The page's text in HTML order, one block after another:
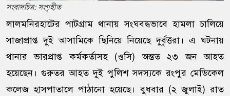
সংবাদচিত্র: সংগৃহীত
লালমনিরহাটের পাটগ্রাম থানায় সংঘবদ্ধভাবে হামলা চালিয়ে
সাজাপ্রাপ্ত দুই আসামিকে ছিনিয়ে নিয়েছে দুর্বৃত্তরা। এ ঘটনায়
থানার ভারপ্রাপ্ত কর্মকর্তাসহ (ওসি) অন্তত ২৩ জন আহত
হয়েছেন। গুরুতর আহত দুই পুলিশ সদস্যকে রংপুর মেডিকেল
কলেজ হাসপাতালে পাঠানো হয়েছে। বুধবার (২ জুলাই) রাত